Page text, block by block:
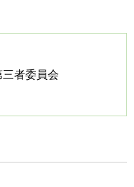
者委員会